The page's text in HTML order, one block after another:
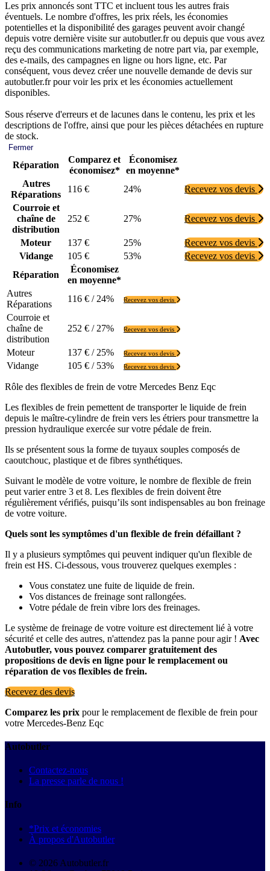
Les prix annoncés sont TTC et incluent tous les autres frais
éventuels. Le nombre d'offres, les prix réels, les économies
potentielles et la disponibilité des garages peuvent avoir changé
depuis votre dernière visite sur autobutler.fr ou depuis que vous avez
reçu des communications marketing de notre part via, par exemple,
des e-mails, des campagnes en ligne ou hors ligne, etc. Par
conséquent, vous devez créer une nouvelle demande de devis sur
autobutler.fr pour voir les prix et les économies actuellement
disponibles.
Sous réserve d'erreurs et de lacunes dans le contenu, les prix et les
descriptions de l'offre, ainsi que pour les pièces détachées en rupture
de stock.
Fermer
Réparation
Comparez et
économisez*
Économisez
en moyenne*
Autres
Réparations
116 € 24%
Recevez vos devis
Courroie et
chaîne de
distribution
252 € 27% Recevez vos devis
Moteur 137 € 25%
Recevez vos devis
Vidange
105 € 53%
Recevez vos devis
Réparation
Économisez
en moyenne*
Autres
Réparations
116 € / 24% Recevez vos devis
Courroie et
chaîne de
distribution
252 € / 27% Recevez vos devis
Moteur 137 € / 25% Recevez vos devis
Vidange 105 € / 53% Recevez vos devis
Rôle des flexibles de frein de votre Mercedes Benz Eqc
Les flexibles de frein pemettent de transporter le liquide de frein
depuis le maître-cylindre de frein vers les étriers pour transmettre la
pression hydraulique exercée sur votre pédale de frein.
Ils se présentent sous la forme de tuyaux souples composés de
caoutchouc, plastique et de fibres synthétiques.
Suivant le modèle de votre voiture, le nombre de flexible de frein
peut varier entre 3 et 8. Les flexibles de frein doivent être
régulièrement vérifiés, puisqu’ils sont indispensables au bon freinage
de votre voiture.
Quels sont les symptômes d'un flexible de frein défaillant ?
Il y a plusieurs symptômes qui peuvent indiquer qu'un flexible de
frein est HS. Ci-dessous, vous trouverez quelques exemples :
Vous constatez une fuite de liquide de frein.
Vos distances de freinage sont rallongées.
Votre pédale de frein vibre lors des freinages.
Le système de freinage de votre voiture est directement lié à votre
sécurité et celle des autres, n'attendez pas la panne pour agir ! Avec
Autobutler, vous pouvez comparer gratuitement des
propositions de devis en ligne pour le remplacement ou
réparation de vos flexibles de frein.
Recevez des devis
Comparez les prix pour le remplacement de flexible de frein pour
votre Mercedes-Benz Eqc
Autobutler
Contactez-nous
La presse parle de nous !
Info
*Prix et économies
À propos d'Autobutler
© 2026 Autobutler.fr